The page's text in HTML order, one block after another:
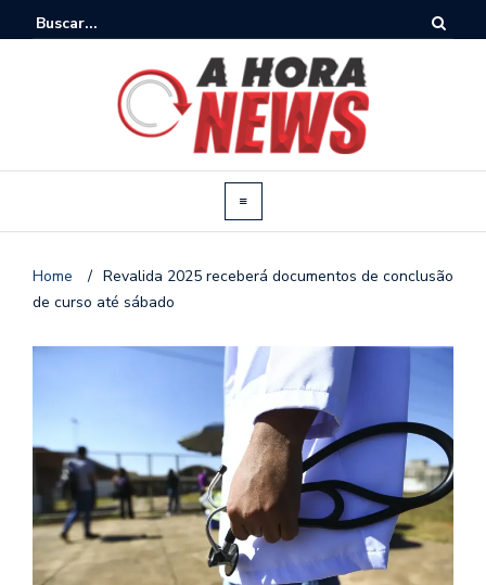
Home / Revalida 2025 receberá documentos de conclusão
de curso até sábado